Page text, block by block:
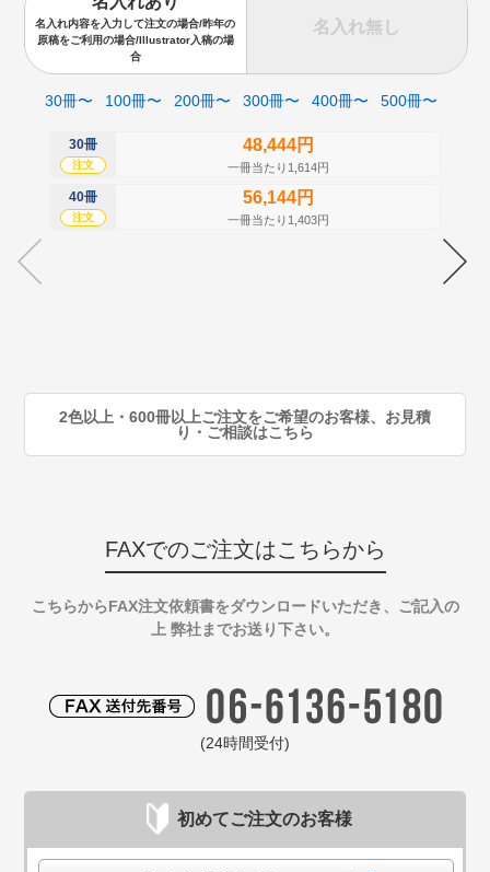
名入れ内容を入力して注文の場合/昨年の
原稿をご利用の場合/Illustrator入稿の場
合
名入れ無し
30冊〜 100冊〜 200冊〜 300冊〜 400冊〜 500冊〜
30冊
注文
48,444円
一冊当たり1,614円
40冊
注文
56,144円
一冊当たり1,403円
2色以上・600冊以上ご注文をご希望のお客様、お見積
り・ご相談はこちら
FAXでのご注文はこちらから
こちらからFAX注文依頼書をダウンロードいただき、ご記入の
上 弊社までお送り下さい。
(24時間受付)
初めてご注文のお客様